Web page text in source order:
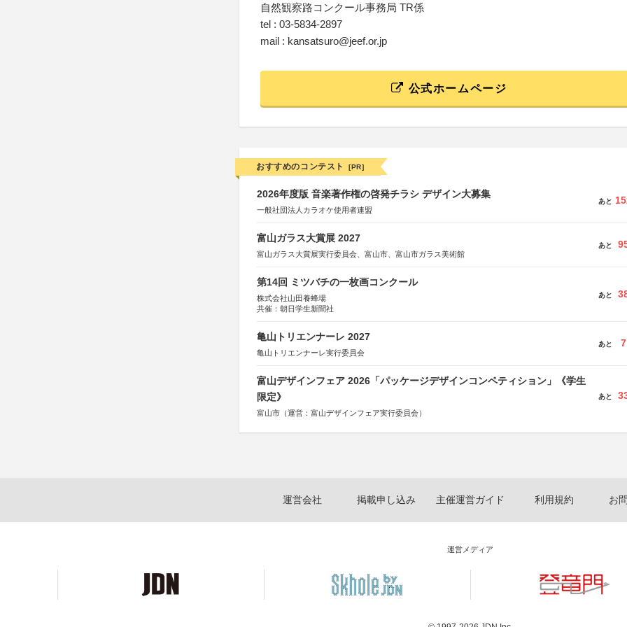
自然観察路コンクール事務局 TR係
tel : 03-5834-2897
mail : kansatsuro@jeef.or.jp
公式ホームページ
おすすめのコンテスト [PR]
2026年度版 音楽著作権の啓発チラシ デザイン大募集
一般社団法人カラオケ使用者連盟
あと
富山ガラス大賞展 2027
富山ガラス大賞展実行委員会、富山市、富山市ガラス美術館
あと
第14回 ミツバチの一枚画コンクール
株式会社山田養蜂場
共催：朝日学生新聞社
あと
亀山トリエンナーレ 2027
亀山トリエンナーレ実行委員会
あと 7
富山デザインフェア 2026「パッケージデザインコンペティション」《学生
限定》
富山市（運営：富山デザインフェア実行委員会）
あと
運営会社 掲載申し込み 主催運営ガイド 利用規約 お
運営メディア